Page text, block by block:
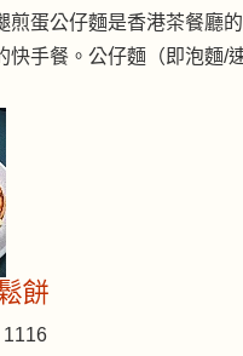
煎蛋公仔麵是香港茶餐廳
快手餐。公仔麵（即泡麵/
餅
1116